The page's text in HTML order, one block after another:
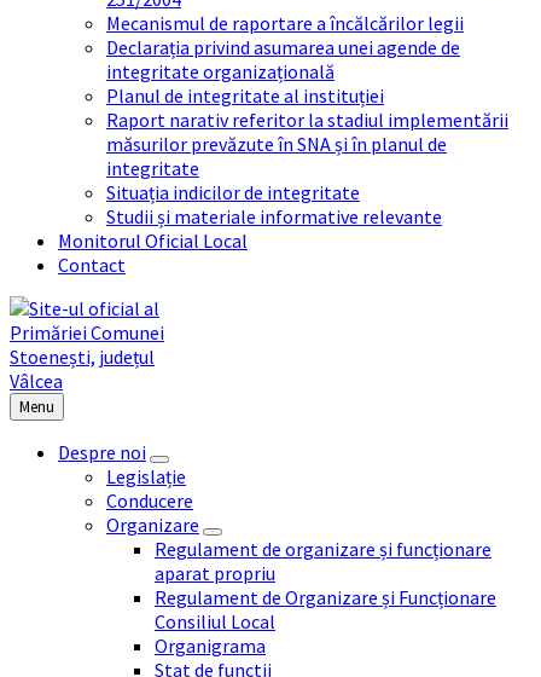
Mecanismul de raportare a încălcărilor legii
Declarația privind asumarea unei agende de
integritate organizațională
Planul de integritate al instituției
Raport narativ referitor la stadiul implementării
măsurilor prevăzute în SNA și în planul de
integritate
Situația indicilor de integritate
Studii și materiale informative relevante
Monitorul Oficial Local
Contact
Menu
Despre noi
Legislație
Conducere
Organizare
Regulament de organizare și funcționare
aparat propriu
Regulament de Organizare și Funcționare
Consiliul Local
Organigrama
Stat de functii